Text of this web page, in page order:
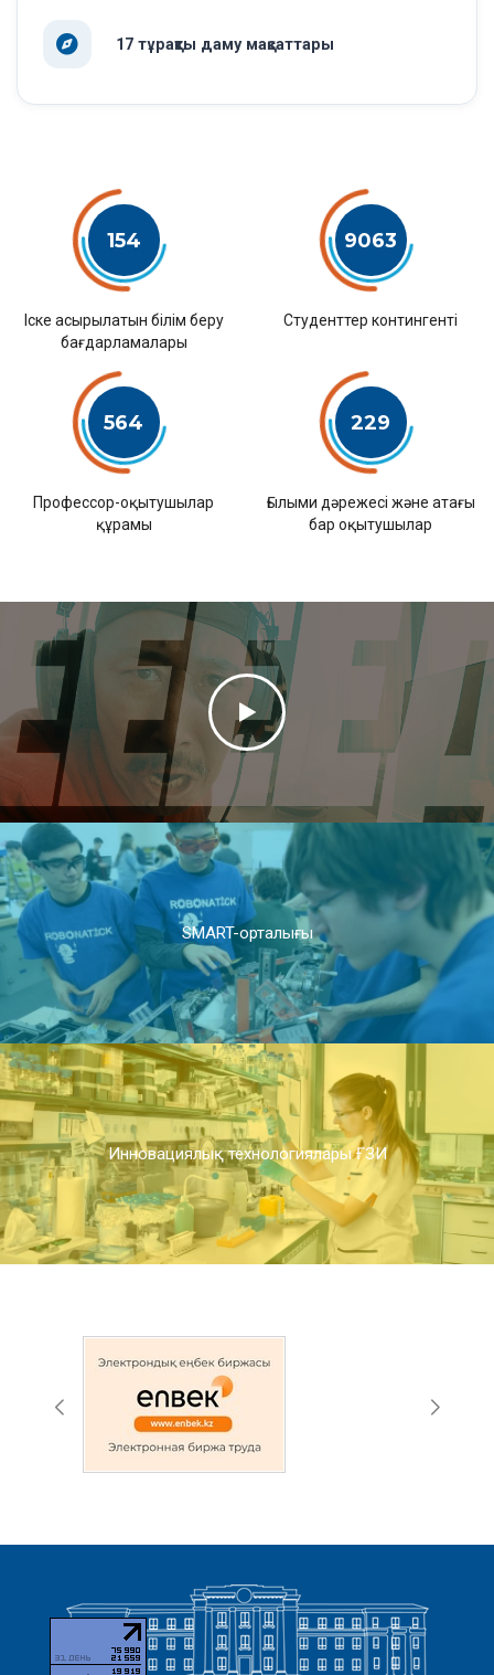
17 тұрақты даму мақсаттары
154
Іске асырылатын білім беру
бағдарламалары
9063
Студенттер контингенті
564
Профессор-оқытушылар
құрамы
229
Ғылыми дәрежесі және атағы
бар оқытушылар
SMART-орталығы
Инновациялық технологиялары ҒЗИ